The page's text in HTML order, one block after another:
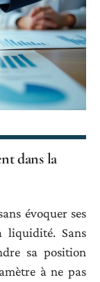
dans la
évoquer ses
liquidité. Sans
sa position
à ne pas